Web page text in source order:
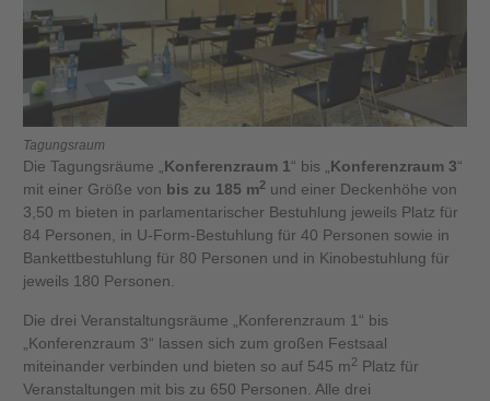
Tagungsraum
Die Tagungsräume „ Konferenzraum 1“ bis „ Konferenzraum 3“
mit einer Größe von bis zu 185 m2 und einer Deckenhöhe von
3,50 m bieten in parlamentarischer Bestuhlung jeweils Platz für
84 Personen, in U-Form-Bestuhlung für 40 Personen sowie in
Bankettbestuhlung für 80 Personen und in Kinobestuhlung für
jeweils 180 Personen.
Die drei Veranstaltungsräume „Konferenzraum 1“ bis
„Konferenzraum 3“ lassen sich zum großen Festsaal
miteinander verbinden und bieten so auf 545 m2 Platz für
Veranstaltungen mit bis zu 650 Personen. Alle drei